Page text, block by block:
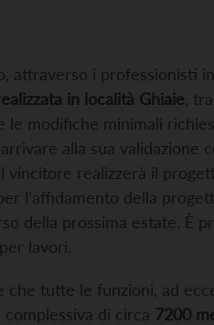
attraverso i professionisti
in località Ghiaie ,
le modifiche minimali
alla sua validazione
vincitore realizzerà il
l’affidamento della
della prossima estate. È
lavori.
che tutte le funzioni, ad
di circa 7200